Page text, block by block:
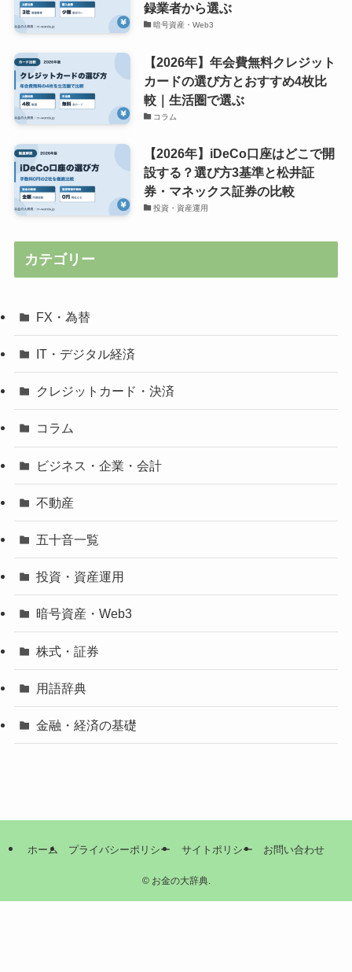
録業者から選ぶ
暗号資産・Web3
【2026年】年会費無料クレジット
カードの選び方とおすすめ4枚比
較｜生活圏で選ぶ
コラム
【2026年】iDeCo口座はどこで開
設する？選び方3基準と松井証
券・マネックス証券の比較
投資・資産運用
カテゴリー
FX・為替
IT・デジタル経済
クレジットカード・決済
コラム
ビジネス・企業・会計
不動産
五十音一覧
投資・資産運用
暗号資産・Web3
株式・証券
用語辞典
金融・経済の基礎
ホーム プライバシーポリシー サイトポリシー お問い合わせ
©お金の大辞典.